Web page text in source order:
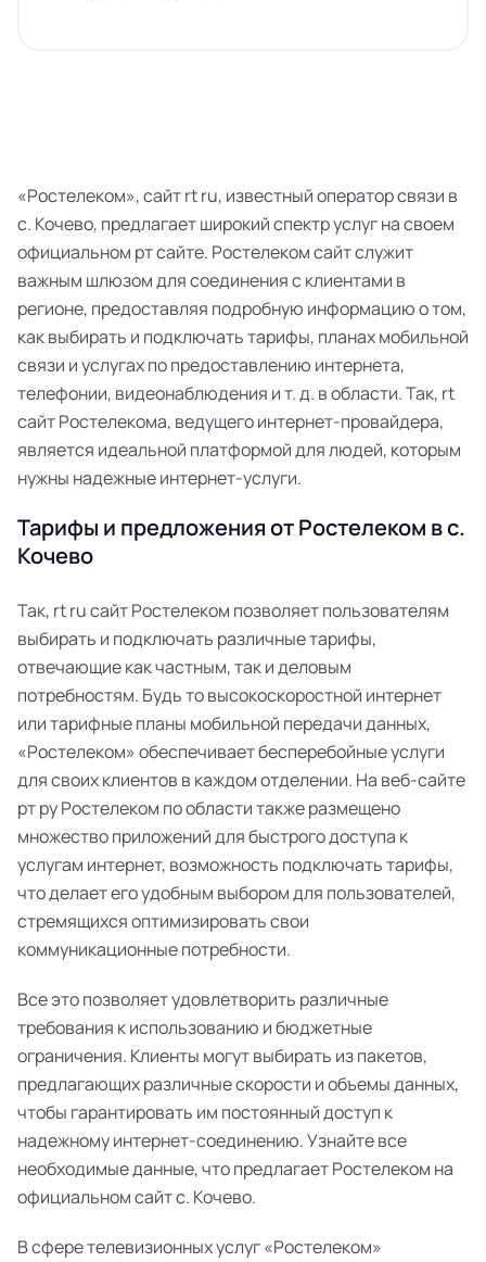
«Ростелеком», сайт rt ru, известный оператор связи в
с. Кочево, предлагает широкий спектр услуг на своем
официальном рт сайте. Ростелеком сайт служит
важным шлюзом для соединения с клиентами в
регионе, предоставляя подробную информацию о том,
как выбирать и подключать тарифы, планах мобильной
связи и услугах по предоставлению интернета,
телефонии, видеонаблюдения и т. д. в области. Так, rt
сайт Ростелекома, ведущего интернет-провайдера,
является идеальной платформой для людей, которым
нужны надежные интернет-услуги.
Тарифы и предложения от Ростелеком в с.
Кочево
Так, rt ru сайт Ростелеком позволяет пользователям
выбирать и подключать различные тарифы,
отвечающие как частным, так и деловым
потребностям. Будь то высокоскоростной интернет
или тарифные планы мобильной передачи данных,
«Ростелеком» обеспечивает бесперебойные услуги
для своих клиентов в каждом отделении. На веб-сайте
рт ру Ростелеком по области также размещено
множество приложений для быстрого доступа к
услугам интернет, возможность подключать тарифы,
что делает его удобным выбором для пользователей,
стремящихся оптимизировать свои
коммуникационные потребности.
Все это позволяет удовлетворить различные
требования к использованию и бюджетные
ограничения. Клиенты могут выбирать из пакетов,
предлагающих различные скорости и объемы данных,
чтобы гарантировать им постоянный доступ к
надежному интернет-соединению. Узнайте все
необходимые данные, что предлагает Ростелеком на
официальном сайт с. Кочево.
В сфере телевизионных услуг «Ростелеком»